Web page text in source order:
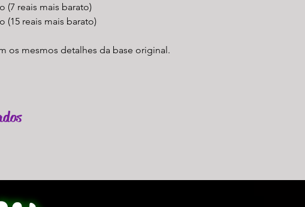
(7 reais mais barato)
(15 reais mais barato)
os mesmos detalhes da base original.